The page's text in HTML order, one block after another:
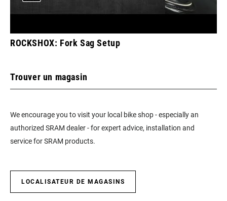
ROCKSHOX: Fork Sag Setup
Trouver un magasin
We encourage you to visit your local bike shop - especially an
authorized SRAM dealer - for expert advice, installation and
service for SRAM products.
LOCALISATEUR DE MAGASINS